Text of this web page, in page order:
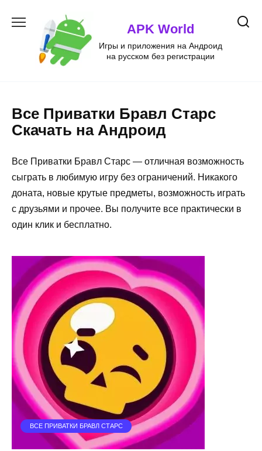
содержанию
APK World
Игры и приложения на Андроид
на русском без регистрации
Все Приватки Бравл Старс
Скачать на Андроид
Все Приватки Бравл Старс — отличная возможность
сыграть в любимую игру без ограничений. Никакого
доната, новые крутые предметы, возможность играть
с друзьями и прочее. Вы получите все практически в
один клик и бесплатно.
ВСЕ ПРИВАТКИ БРАВЛ СТАРС